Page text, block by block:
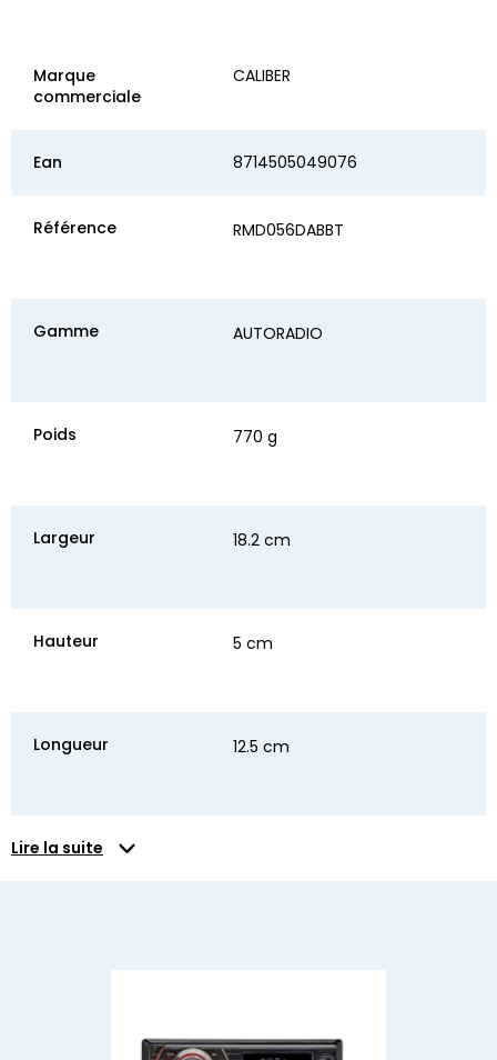
Marque
commerciale
CALIBER
Ean 8714505049076
Référence RMD056DABBT
Gamme AUTORADIO
Poids 770 g
Largeur 18.2 cm
Hauteur 5 cm
Longueur 12.5 cm
Lire la suite